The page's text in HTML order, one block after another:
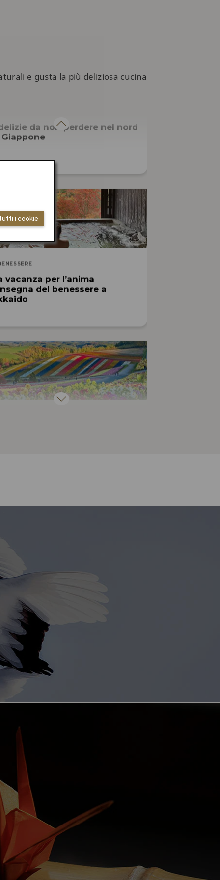
e gusta la più deliziosa cucina
da non perdere nel nord
vacanza per l’anima
del benessere a
E PARCHI
i paesaggi straordinari e la
unica di Noboribetsu
delizie da non perdere nel nord
Giappone
i cookie